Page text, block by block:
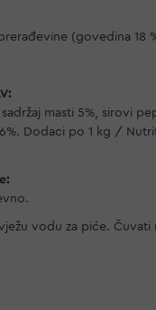
(govedina 18
masti 5%, sirovi
Dodaci po 1 kg /
vodu za piće. Čuvati